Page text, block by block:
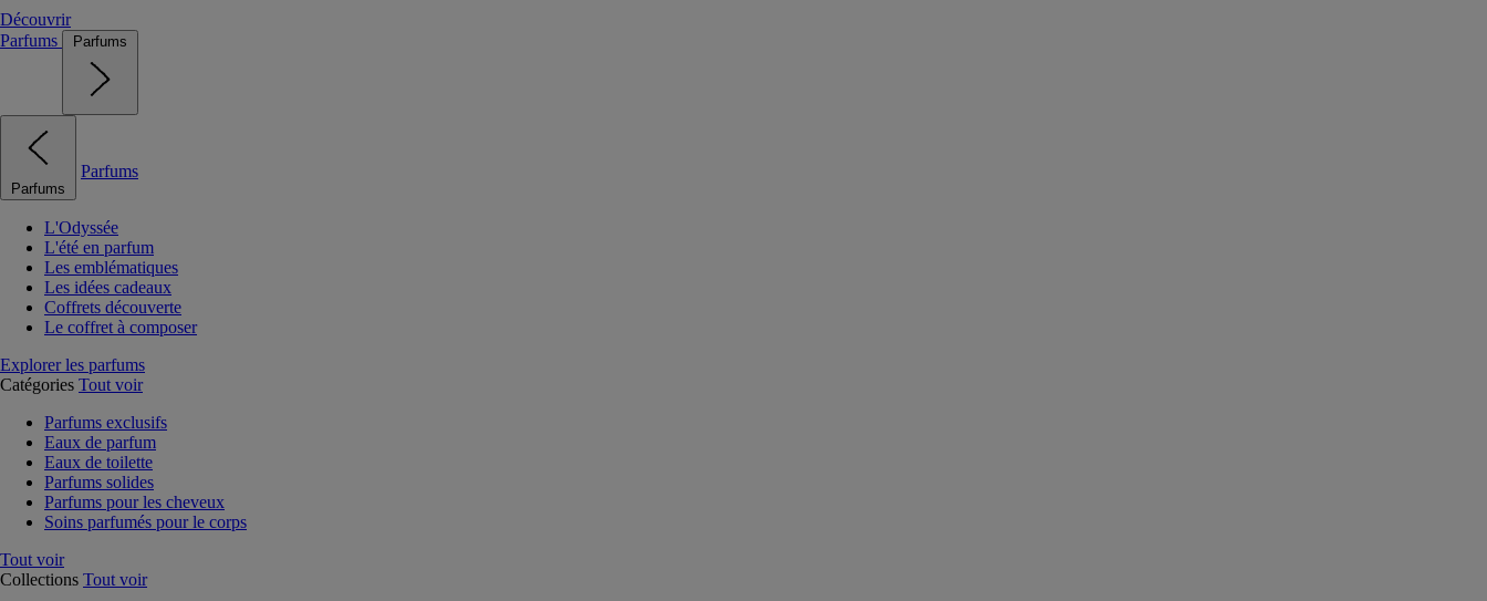
Découvrir
Parfums
Parfums
Parfums
Parfums
L'Odyssée
L'été en parfum
Les emblématiques
Les idées cadeaux
Coffrets découverte
Le coffret à composer
Explorer les parfums
Catégories Tout voir
Parfums exclusifs
Eaux de parfum
Eaux de toilette
Parfums solides
Parfums pour les cheveux
Soins parfumés pour le corps
Tout voir
Collections Tout voir